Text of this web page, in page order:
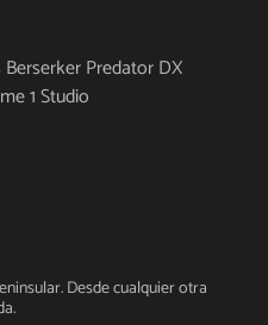
Predator DX
1 Studio
Desde cualquier otra